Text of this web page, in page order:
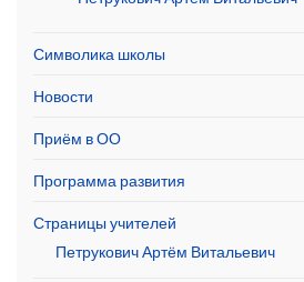
Символика школы
Новости
Приём в ОО
Программа развития
Страницы учителей
Петрукович Артём Витальевич